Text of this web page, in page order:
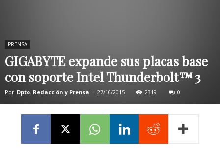
PRENSA
GIGABYTE expande sus placas base
con soporte Intel Thunderbolt™ 3
Por Dpto. Redacción y Prensa - 27/10/2015 2319 0